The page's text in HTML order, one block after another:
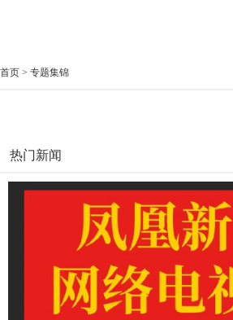
首页 > 专题集锦
热门新闻